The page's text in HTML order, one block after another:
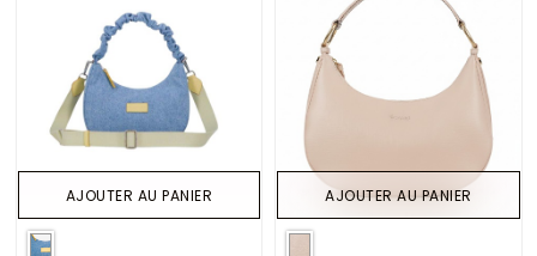
AJOUTER AU PANIER AJOUTER AU PANIER